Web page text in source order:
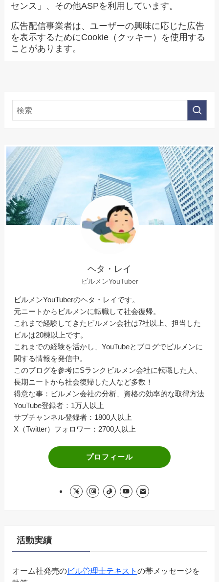
センス」、その他ASPを利用しています。
広告配信事業者は、ユーザーの興味に応じた広告
を表示するためにCookie（クッキー）を使用する
ことがあります。
ヘタ・レイ
ビルメンYouTuber
ビルメンYouTuberのヘタ・レイです。
元ニートからビルメンに転職して社会復帰。
これまで経験してきたビルメン会社は7社以上、担当した
ビルは20棟以上です。
これまでの経験を活かし、YouTubeとブログでビルメンに
関する情報を発信中。
このブログを参考にSランクビルメン会社に転職した人、
長期ニートから社会復帰した人など多数！
得意な事：ビルメン会社の分析、資格の効率的な取得方法
YouTube登録者：1万人以上
サブチャンネル登録者：1800人以上
X（Twitter）フォロワー：2700人以上
プロフィール
活動実績
オーム社発売のビル管理士テキスト の帯メッセージを